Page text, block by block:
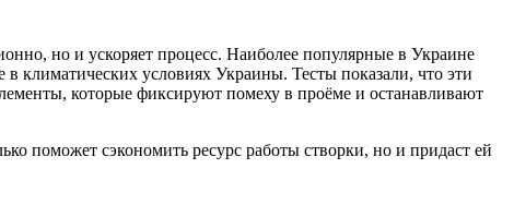
но и ускоряет процесс. Наиболее популярные в Украине
климатических условиях Украины. Тесты показали, что эти
которые фиксируют помеху в проёме и останавливают
поможет сэкономить ресурс работы створки, но и придаст ей